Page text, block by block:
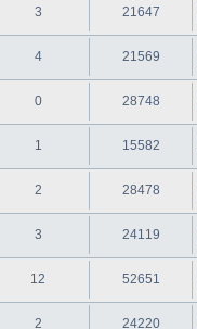
3 21647
4 21569
0 28748
1 15582
2 28478
3 24119
12 52651
2 24220